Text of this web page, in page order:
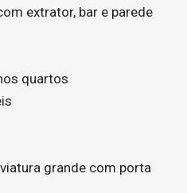
extrator, bar e parede
quartos
grande com porta